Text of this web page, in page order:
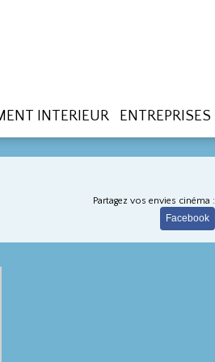
INTERIEUR ENTREPRISES
Partagez vos envies cinéma :
Facebook